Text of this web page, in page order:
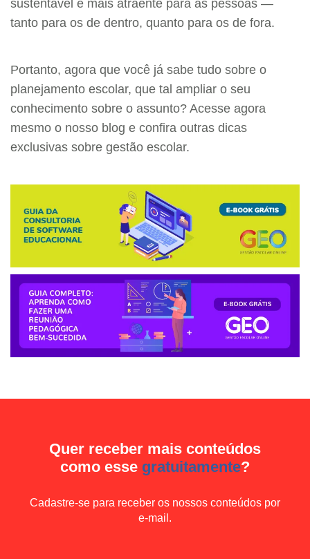
sustentável e mais atraente para as pessoas —
tanto para os de dentro, quanto para os de fora.
Portanto, agora que você já sabe tudo sobre o
planejamento escolar, que tal ampliar o seu
conhecimento sobre o assunto? Acesse agora
mesmo o nosso blog e confira outras dicas
exclusivas sobre gestão escolar.
Quer receber mais conteúdos
como esse gratuitamente?
Cadastre-se para receber os nossos conteúdos por
e-mail.